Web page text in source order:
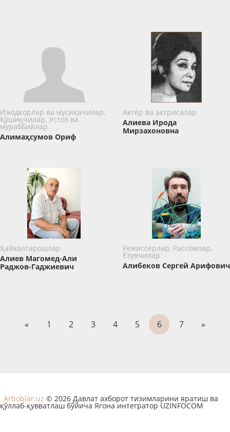
Ижодкорлар ва мусиқачилар,
Қўшиқчилар, Устоз ва
мураббийлар
Алимаҳсумов Ориф
Актёр ва актрисалар
Алиева Ирода
Мирзахоновна
Ҳайкалтарошлар
Алиев Магомед-Али
Раджов-Гаджиевич
Режиссёрлар, Рассомлар,
Ёзувчилар
Алибеков Сергей Арифович
« 1 2 3 4 5 6 7 »
Arboblar.uz © 2026 Давлат ахборот тизимларини яратиш ва
қўллаб-қувватлаш бўйича Ягона интегратор UZINFOCOM